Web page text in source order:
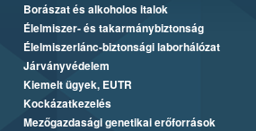
Borászat és alkoholos italok
Élelmiszer- és takarmánybiztonság
Élelmiszerlánc-biztonsági laborhálózat
Járványvédelem
Kiemelt ügyek, EUTR
Kockázatkezelés
Mezőgazdasági genetikai erőforrások